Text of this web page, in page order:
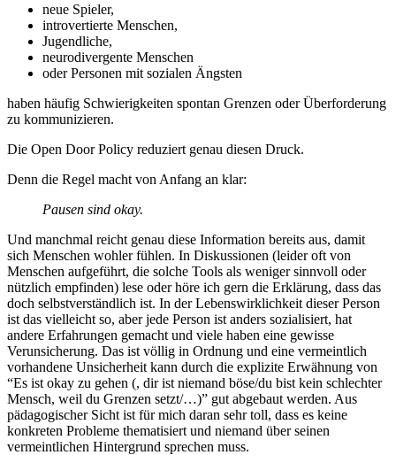
neue Spieler,
introvertierte Menschen,
Jugendliche,
neurodivergente Menschen
oder Personen mit sozialen Ängsten
haben häufig Schwierigkeiten spontan Grenzen oder Überforderung
zu kommunizieren.
Die Open Door Policy reduziert genau diesen Druck.
Denn die Regel macht von Anfang an klar:
Pausen sind okay.
Und manchmal reicht genau diese Information bereits aus, damit
sich Menschen wohler fühlen. In Diskussionen (leider oft von
Menschen aufgeführt, die solche Tools als weniger sinnvoll oder
nützlich empfinden) lese oder höre ich gern die Erklärung, dass das
doch selbstverständlich ist. In der Lebenswirklichkeit dieser Person
ist das vielleicht so, aber jede Person ist anders sozialisiert, hat
andere Erfahrungen gemacht und viele haben eine gewisse
Verunsicherung. Das ist völlig in Ordnung und eine vermeintlich
vorhandene Unsicherheit kann durch die explizite Erwähnung von
“Es ist okay zu gehen (, dir ist niemand böse/du bist kein schlechter
Mensch, weil du Grenzen setzt/…)” gut abgebaut werden. Aus
pädagogischer Sicht ist für mich daran sehr toll, dass es keine
konkreten Probleme thematisiert und niemand über seinen
vermeintlichen Hintergrund sprechen muss.